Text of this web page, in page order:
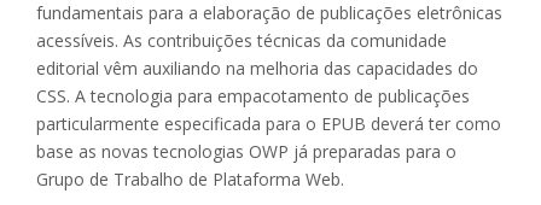
fundamentais para a elaboração de publicações eletrônicas
acessíveis. As contribuições técnicas da comunidade
editorial vêm auxiliando na melhoria das capacidades do
CSS. A tecnologia para empacotamento de publicações
particularmente especificada para o EPUB deverá ter como
base as novas tecnologias OWP já preparadas para o
Grupo de Trabalho de Plataforma Web.